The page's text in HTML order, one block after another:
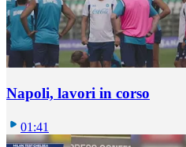
Napoli, lavori in corso
01:41